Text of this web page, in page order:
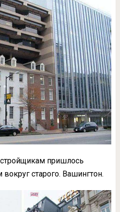
пришлось
старого. Вашингтон.